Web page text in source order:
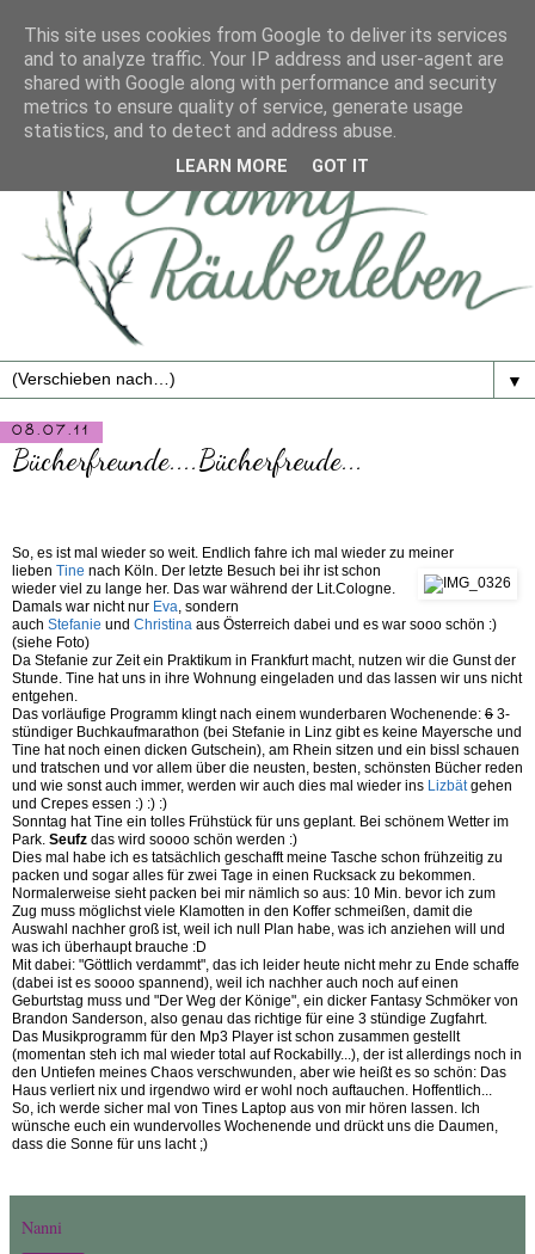
▼
08.07.11
Bücherfreunde....Bücherfreude...
So, es ist mal wieder so weit. Endlich fahre ich mal wieder zu meiner
lieben Tine nach Köln. Der letzte Besuch bei ihr ist schon
wieder viel zu lange her. Das war während der Lit.Cologne.
Damals war nicht nur Eva, sondern
auch Stefanie und Christina aus Österreich dabei und es war sooo schön :)
(siehe Foto)
Da Stefanie zur Zeit ein Praktikum in Frankfurt macht, nutzen wir die Gunst der
Stunde. Tine hat uns in ihre Wohnung eingeladen und das lassen wir uns nicht
entgehen.
Das vorläufige Programm klingt nach einem wunderbaren Wochenende: 6 3-
stündiger Buchkaufmarathon (bei Stefanie in Linz gibt es keine Mayersche und
Tine hat noch einen dicken Gutschein), am Rhein sitzen und ein bissl schauen
und tratschen und vor allem über die neusten, besten, schönsten Bücher reden
und wie sonst auch immer, werden wir auch dies mal wieder ins Lizbätgehen
und Crepes essen :) :) :)
Sonntag hat Tine ein tolles Frühstück für uns geplant. Bei schönem Wetter im
Park. Seufz das wird soooo schön werden :)
Dies mal habe ich es tatsächlich geschafft meine Tasche schon frühzeitig zu
packen und sogar alles für zwei Tage in einen Rucksack zu bekommen.
Normalerweise sieht packen bei mir nämlich so aus: 10 Min. bevor ich zum
Zug muss möglichst viele Klamotten in den Koffer schmeißen, damit die
Auswahl nachher groß ist, weil ich null Plan habe, was ich anziehen will und
was ich überhaupt brauche :D
Mit dabei: "Göttlich verdammt", das ich leider heute nicht mehr zu Ende schaffe
(dabei ist es soooo spannend), weil ich nachher auch noch auf einen
Geburtstag muss und "Der Weg der Könige", ein dicker Fantasy Schmöker von
Brandon Sanderson, also genau das richtige für eine 3 stündige Zugfahrt.
Das Musikprogramm für den Mp3 Player ist schon zusammen gestellt
(momentan steh ich mal wieder total auf Rockabilly...), der ist allerdings noch in
den Untiefen meines Chaos verschwunden, aber wie heißt es so schön: Das
Haus verliert nix und irgendwo wird er wohl noch auftauchen. Hoffentlich...
So, ich werde sicher mal von Tines Laptop aus von mir hören lassen. Ich
wünsche euch ein wundervolles Wochenende und drückt uns die Daumen,
dass die Sonne für uns lacht ;)
Nanni
This site uses cookies from Google to deliver its services
and to analyze traffic. Your IP address and user-agent are
shared with Google along with performance and security
metrics to ensure quality of service, generate usage
statistics, and to detect and address abuse.
LEARN MORE GOT IT